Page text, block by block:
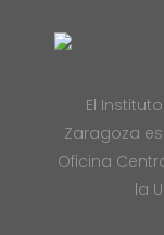
El
Zaragoza
Oficina
la